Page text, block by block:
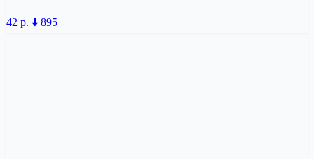
42 p. ⬇️ 895